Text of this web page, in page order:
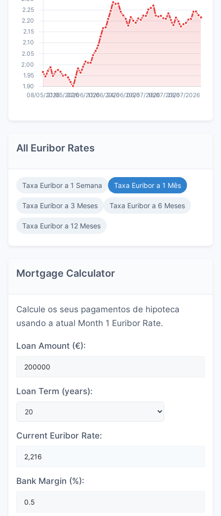
All Euribor Rates
Taxa Euribor a 1 Semana Taxa Euribor a 1 Mês
Taxa Euribor a 3 Meses Taxa Euribor a 6 Meses
Taxa Euribor a 12 Meses
Mortgage Calculator
Calcule os seus pagamentos de hipoteca
usando a atual Month 1 Euribor Rate.
Loan Amount (€):
Loan Term (years):
Current Euribor Rate:
Bank Margin (%):